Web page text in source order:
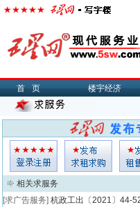
首页 楼宇经济
相关求服务
[求广告服务] 杭政工出〔2021〕44-